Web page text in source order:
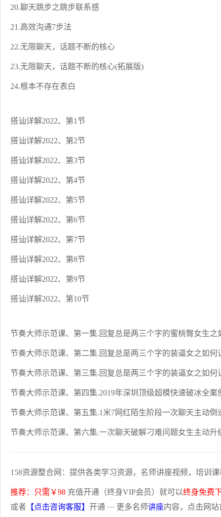
20.聊天跳步之跳步联系感
21.高效沟通7步法
22.无限聊天，话题不断的核心
23.无限聊天，话题不断的核心(拓展版)
24.根本不存在表白
搭讪详解2022、第1节
搭讪详解2022、第2节
搭讪详解2022、第3节
搭讪详解2022、第4节
搭讪详解2022、第5节
搭讪详解2022、第6节
搭讪详解2022、第7节
搭讪详解2022、第8节
搭讪详解2022、第9节
搭讪详解2022、第10节
节奏大师示范课、第一集.回复总是两三个字的蜜桃臀女生之
节奏大师示范课、第二集.回复总是两三个字的装逼女之如何
节奏大师示范课、第三集.回复总是两三个字的装逼女之如
节奏大师示范课、第四集.2019年深圳顶级超模快速破冰全案
节奏大师示范课、第五集.1米7网红陌生阶段一次聊天主动倒
节奏大师示范课、第六集.一次聊天破解刁难问题女生主动升
158资源整合网：提供各类学习资源，名师讲座视频，培训
推荐：只需￥98 充值开通（终身VIP会员）就可以终身免费
或者 【点击咨询客服】 开通 ··· 更多名师讲座内容，点击网